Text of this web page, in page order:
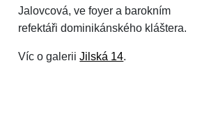
Jalovcová, ve foyer a barokním
refektáři dominikánského kláštera.
Víc o galeriiJilská 14.